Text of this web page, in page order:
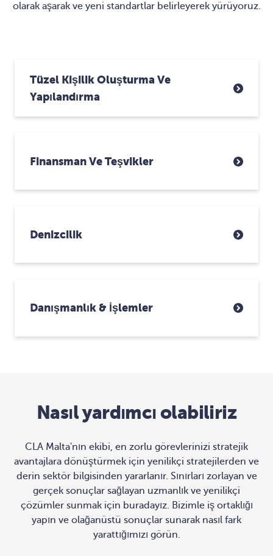
olarak aşarak ve yeni standartlar belirleyerek yürüyoruz.
Tüzel Kişilik Oluşturma Ve
Yapılandırma
Finansman Ve Teşvikler
Denizcilik
Danışmanlık & İşlemler
Nasıl yardımcı olabiliriz
CLA Malta'nın ekibi, en zorlu görevlerinizi stratejik
avantajlara dönüştürmek için yenilikçi stratejilerden ve
derin sektör bilgisinden yararlanır. Sınırları zorlayan ve
gerçek sonuçlar sağlayan uzmanlık ve yenilikçi
çözümler sunmak için buradayız. Bizimle iş ortaklığı
yapın ve olağanüstü sonuçlar sunarak nasıl fark
yarattığımızı görün.